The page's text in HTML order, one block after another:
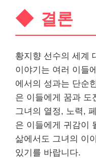
결론
황지향 선수의 세계
이야기는 여러 이들
에서의 성과는 단순
은 이들에게 꿈과 도
그녀의 열정, 노력,
은 이들에게 귀감이
삶에서도 그녀의 이
있기를 바랍니다.